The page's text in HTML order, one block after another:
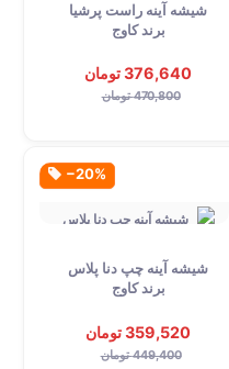
شیشه آینه راست پرشیا
برند کاوج
376,640 تومان
470,800 تومان
‎−20%
شیشه آینه چپ دنا پلاس
برند کاوج
359,520 تومان
449,400 تومان